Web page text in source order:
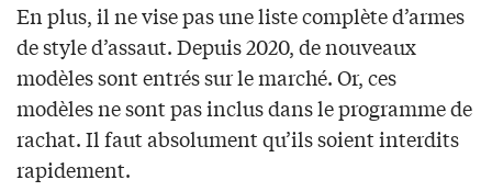
En plus, il ne vise pas une liste complète d’armes
de style d’assaut. Depuis 2020, de nouveaux
modèles sont entrés sur le marché. Or, ces
modèles ne sont pas inclus dans le programme de
rachat. Il faut absolument qu’ils soient interdits
rapidement.